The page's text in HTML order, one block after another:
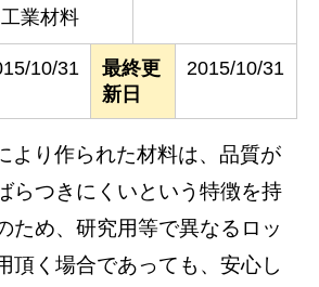
工業材料
10/31
最終更
新日
2015/10/31
より作られた材料は、品質が
らつきにくいという特徴を持
ため、研究用等で異なるロッ
頂く場合であっても、安心し